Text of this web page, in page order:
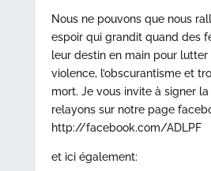
Nous ne pouvons que nous
espoir qui grandit quand des
leur destin en main pour lutter
violence, l’obscurantisme et
mort. Je vous invite à signer
relayons sur notre page
http://facebook.com/ADLPF
et ici également: